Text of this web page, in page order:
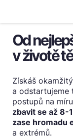
Od
v životě
Získáš
a odstartujeme
postupů na
zbavit se až 8-
zase hromadu
a extrémů.